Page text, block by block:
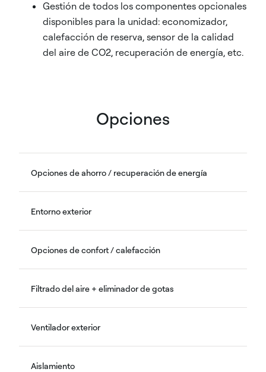
Gestión de todos los componentes opcionales
disponibles para la unidad: economizador,
calefacción de reserva, sensor de la calidad
del aire de CO2, recuperación de energía, etc.
Opciones
Opciones de ahorro / recuperación de energía
Entorno exterior
Opciones de confort / calefacción
Filtrado del aire + eliminador de gotas
Ventilador exterior
Aislamiento